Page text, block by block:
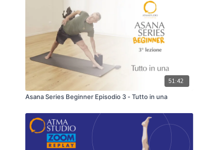
51:42
Asana Series Beginner Episodio 3 - Tutto in una